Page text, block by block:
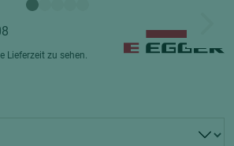
Lieferzeit zu sehen.